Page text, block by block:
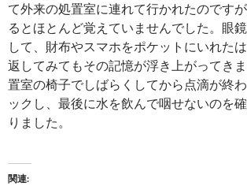
て外来の処置室に連れて行かれたのです
るとほとんど覚えていませんでした。眼
して、財布やスマホをポケットにいれた
返してみてもその記憶が浮き上がってき
置室の椅子でしばらくしてから点滴が終
ックし、最後に水を飲んで咽せないのを
りました。
関連